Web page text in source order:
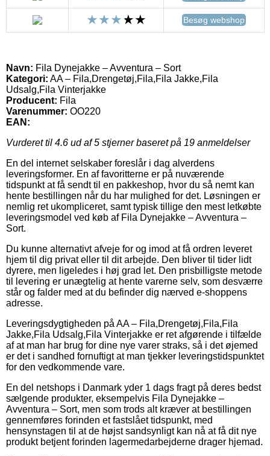
Besøg webshop
Navn: Fila Dynejakke – Avventura – Sort
Kategori: AA – Fila,Drengetøj,Fila,Fila Jakke,Fila
Udsalg,Fila Vinterjakke
Producent: Fila
Varenummer: OO220
EAN:
Vurderet til 4.6 ud af 5 stjerner baseret på 19 anmeldelser
En del internet selskaber foreslår i dag alverdens
leveringsformer. En af favoritterne er på nuværende
tidspunkt at få sendt til en pakkeshop, hvor du så nemt kan
hente bestillingen når du har mulighed for det. Løsningen er
nemlig ret ukompliceret, samt typisk tillige den mest letkøbte
leveringsmodel ved køb af Fila Dynejakke – Avventura –
Sort.
Du kunne alternativt afveje for og imod at få ordren leveret
hjem til dig privat eller til dit arbejde. Den bliver til tider lidt
dyrere, men ligeledes i høj grad let. Den prisbilligste metode
til levering er unægtelig at hente varerne selv, som desværre
står og falder med at du befinder dig nærved e-shoppens
adresse.
Leveringsdygtigheden på AA – Fila,Drengetøj,Fila,Fila
Jakke,Fila Udsalg,Fila Vinterjakke er ret afgørende i tilfælde
af at man har brug for dine nye varer straks, så i det øjemed
er det i sandhed fornuftigt at man tjekker leveringstidspunktet
for den vedkommende vare.
En del netshops i Danmark yder 1 dags fragt på deres bedst
sælgende produkter, eksempelvis Fila Dynejakke –
Avventura – Sort, men som trods alt kræver at bestillingen
gennemføres forinden et fastslået tidspunkt, med
hensynstagen til at de højst sandsynligt kan nå at få dit nye
produkt betjent forinden lagermedarbejderne drager hjemad.